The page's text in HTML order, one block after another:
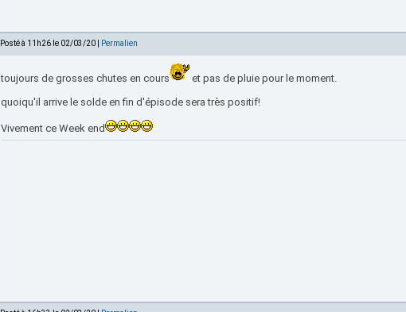
Posté à 11h26 le 02/03/20 | Permalien
toujours de grosses chutes en cours
et pas de pluie pour le moment.
quoiqu'il arrive le solde en fin d'épisode sera très positif!
Vivement ce Week end